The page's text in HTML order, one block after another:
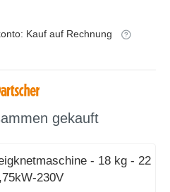
Kauf auf Rechnung
gekauft
- 18 kg - 22
230V